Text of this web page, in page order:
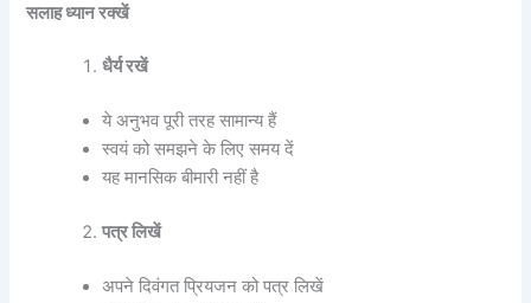
सलाह ध्यान रक्खें
धैर्य रखें
ये अनुभव पूरी तरह सामान्य हैं
स्वयं को समझने के लिए समय दें
यह मानसिक बीमारी नहीं है
पत्र लिखें
अपने दिवंगत प्रियजन को पत्र लिखें